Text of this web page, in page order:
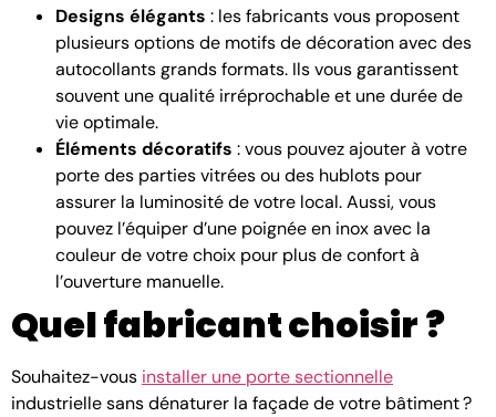
Designs élégants : les fabricants vous proposent
plusieurs options de motifs de décoration avec des
autocollants grands formats. Ils vous garantissent
souvent une qualité irréprochable et une durée de
vie optimale.
Éléments décoratifs : vous pouvez ajouter à votre
porte des parties vitrées ou des hublots pour
assurer la luminosité de votre local. Aussi, vous
pouvez l’équiper d’une poignée en inox avec la
couleur de votre choix pour plus de confort à
l’ouverture manuelle.
Quel fabricant choisir ?
Souhaitez-vous installer une porte sectionnelle
industrielle sans dénaturer la façade de votre bâtiment ?